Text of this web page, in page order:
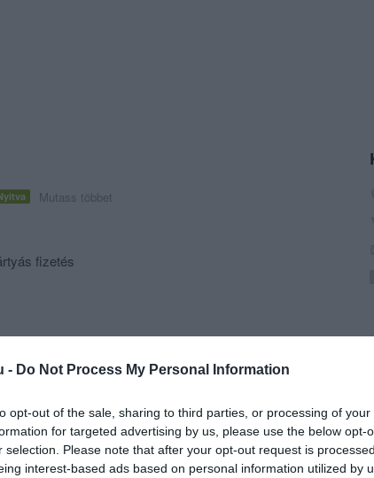
- Do Not Process My Personal Information
opt-out of the sale, sharing to third parties, or processing of
for targeted advertising by us, please use the below opt-
selection. Please note that after your opt-out request is
interest-based ads based on personal information utilized by
Mutass többet
fizetés